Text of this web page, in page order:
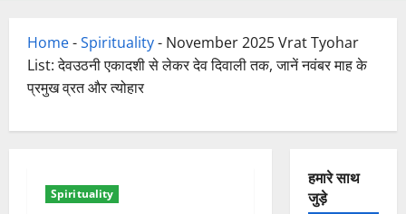
Home-Spirituality- November 2025 Vrat Tyohar
List: देवउठनी एकादशी से लेकर देव दिवाली तक, जानें नवंबर माह के
प्रमुख व्रत और त्योहार
Spirituality
हमारे साथ
जुड़े